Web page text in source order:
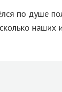
по душе